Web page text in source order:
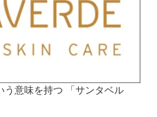
う意味を持つ 「サンタベル